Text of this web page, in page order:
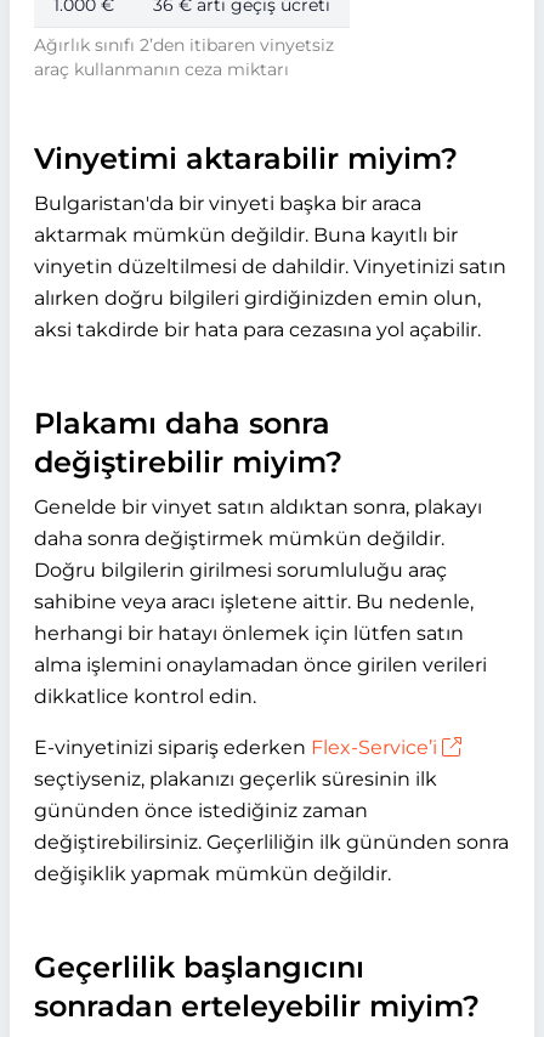
Ağırlık sınıfı 2’den itibaren vinyetsiz
araç kullanmanın ceza miktarı
Vinyetimi aktarabilir miyim?
Bulgaristan'da bir vinyeti başka bir araca
aktarmak mümkün değildir. Buna kayıtlı bir
vinyetin düzeltilmesi de dahildir. Vinyetinizi satın
alırken doğru bilgileri girdiğinizden emin olun,
aksi takdirde bir hata para cezasına yol açabilir.
Plakamı daha sonra
değiştirebilir miyim?
Genelde bir vinyet satın aldıktan sonra, plakayı
daha sonra değiştirmek mümkün değildir.
Doğru bilgilerin girilmesi sorumluluğu araç
sahibine veya aracı işletene aittir. Bu nedenle,
herhangi bir hatayı önlemek için lütfen satın
alma işlemini onaylamadan önce girilen verileri
dikkatlice kontrol edin.
E-vinyetinizi sipariş ederken Flex-Service’i
seçtiyseniz, plakanızı geçerlik süresinin ilk
gününden önce istediğiniz zaman
değiştirebilirsiniz. Geçerliliğin ilk gününden sonra
değişiklik yapmak mümkün değildir.
Geçerlilik başlangıcını
sonradan erteleyebilir miyim?